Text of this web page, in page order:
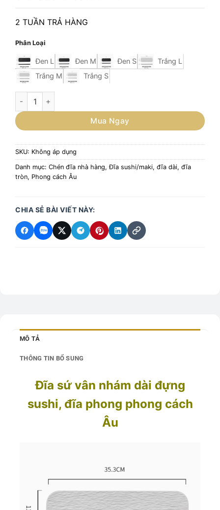
2 TUẦN TRẢ HÀNG
Phân Loại
Đen L Đen M Đen S
Trắng L
Trắng M
Trắng S
Đĩa sứ vân nhám dài đựng sushi, đĩa phong phong cách Âu
Mua Ngay
SKU: Không áp dụng
Danh mục: Chén đĩa nhà hàng,Đĩa sushi/maki, đĩa dài, đĩa
tròn, Phong cách Âu
CHIA SẺ BÀI VIẾT NÀY:
MÔ TẢ
THÔNG TIN BỔ SUNG
Đĩa sứ vân nhám dài đựng
sushi, đĩa phong phong cách
Âu